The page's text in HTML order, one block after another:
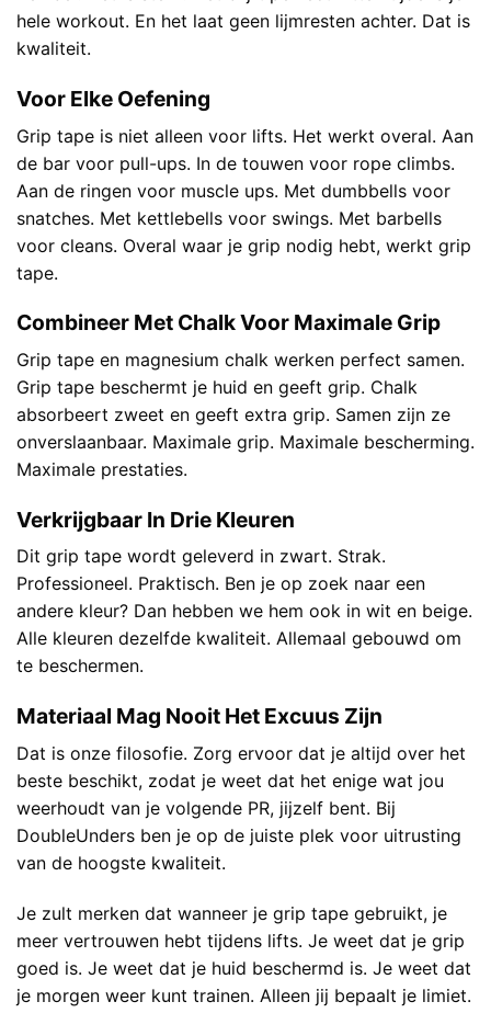
hele workout. En het laat geen lijmresten achter. Dat is
kwaliteit.
Voor Elke Oefening
Grip tape is niet alleen voor lifts. Het werkt overal. Aan
de bar voor pull-ups. In de touwen voor rope climbs.
Aan de ringen voor muscle ups. Met dumbbells voor
snatches. Met kettlebells voor swings. Met barbells
voor cleans. Overal waar je grip nodig hebt, werkt grip
tape.
Combineer Met Chalk Voor Maximale Grip
Grip tape en magnesium chalk werken perfect samen.
Grip tape beschermt je huid en geeft grip. Chalk
absorbeert zweet en geeft extra grip. Samen zijn ze
onverslaanbaar. Maximale grip. Maximale bescherming.
Maximale prestaties.
Verkrijgbaar In Drie Kleuren
Dit grip tape wordt geleverd in zwart. Strak.
Professioneel. Praktisch. Ben je op zoek naar een
andere kleur? Dan hebben we hem ook in wit en beige.
Alle kleuren dezelfde kwaliteit. Allemaal gebouwd om
te beschermen.
Materiaal Mag Nooit Het Excuus Zijn
Dat is onze filosofie. Zorg ervoor dat je altijd over het
beste beschikt, zodat je weet dat het enige wat jou
weerhoudt van je volgende PR, jijzelf bent. Bij
DoubleUnders ben je op de juiste plek voor uitrusting
van de hoogste kwaliteit.
Je zult merken dat wanneer je grip tape gebruikt, je
meer vertrouwen hebt tijdens lifts. Je weet dat je grip
goed is. Je weet dat je huid beschermd is. Je weet dat
je morgen weer kunt trainen. Alleen jij bepaalt je limiet.